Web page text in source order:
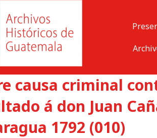
causa criminal
á don Juan
1792 (010)